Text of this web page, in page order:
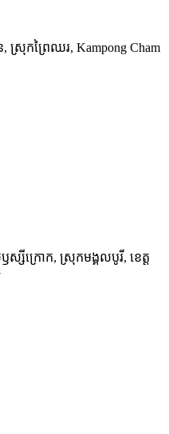
, ស្រុកព្រៃឈរ, Kampong Cham
ស្សីក្រោក, ស្រុកមង្គលបូរី, ខេត្ត